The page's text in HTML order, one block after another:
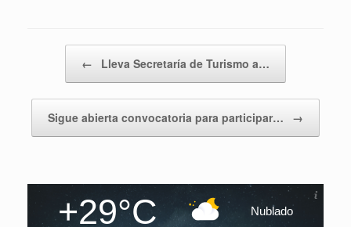
← Lleva Secretaría de Turismo a…
Sigue abierta convocatoria para participar… →
+29°C Nublado